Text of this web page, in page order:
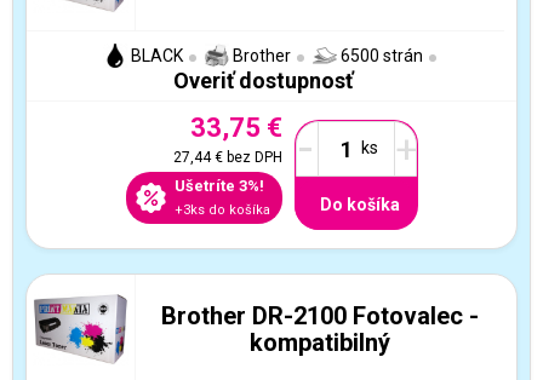
BLACK Brother 6500 strán
Overiť dostupnosť
33,75 €
27,44 €bez DPH
Ušetríte 3%!
+3ks do košíka
- +
Do košíka
Brother DR-2100 Fotovalec -
kompatibilný